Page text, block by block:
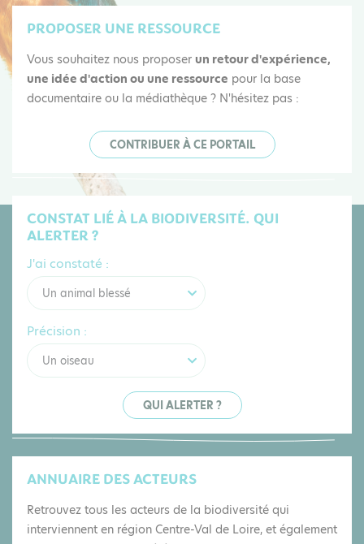
PROPOSER UNE RESSOURCE
Vous souhaitez nous proposer un retour d'expérience,
une idée d'action ou une ressource pour la base
documentaire ou la médiathèque ? N'hésitez pas :
CONTRIBUER À CE PORTAIL
CONSTAT LIÉ À LA BIODIVERSITÉ. QUI
ALERTER ?
J'ai constaté :
Un animal blessé
Précision :
Un oiseau
QUI ALERTER ?
ANNUAIRE DES ACTEURS
Retrouvez tous les acteurs de la biodiversité qui
interviennent en région Centre-Val de Loire, et également